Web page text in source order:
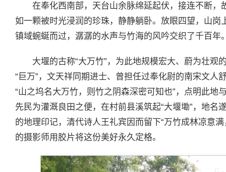
在奉化西南部，天台山余脉绵延起伏，接连不断
如一颗被时光浸润的珍珠，静静躺卧。放眼四望，山
镇域蜿蜒而过，潺潺的水声与竹海的风吟交织了千百年
大堰的古称“大万竹”，为此地规模宏大、蔚为壮观
“巨万”，文天祥同期进士、曾担任过奉化尉的南宋文人
“山之坞名大万竹，则竹之阴森深密可知也”，点明此地
先民为灌溉良田之便，在村前县溪筑起“大堰墈”，地名
的地理印记，清代诗人王礼宾因而留下“万竹成林凉意
的摄影师用胶片将这份美好永久定格。